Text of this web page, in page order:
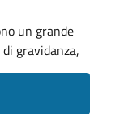
un grande
gravidanza,